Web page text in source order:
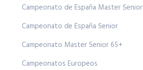
Campeonato de España Master Senior
Campeonato de España Senior
Campeonato Master Senior 65+
Campeonatos Europeos